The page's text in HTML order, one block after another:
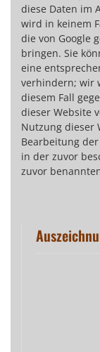
diese Daten im
wird in keinem
die von Google
bringen. Sie
eine
verhindern; wir
diesem Fall
dieser Website
Nutzung dieser
Bearbeitung
in der zuvor
zuvor